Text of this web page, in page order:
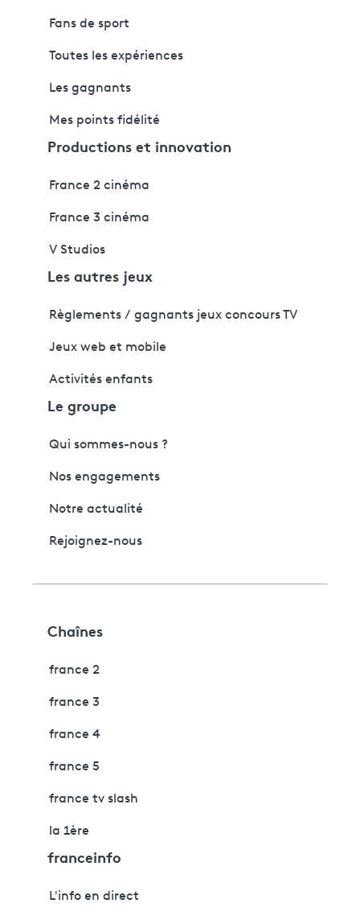
Fans de sport
Toutes les expériences
Les gagnants
Mes points fidélité
Productions et innovation
France 2 cinéma
France 3 cinéma
V Studios
Les autres jeux
Règlements / gagnants jeux concours TV
Jeux web et mobile
Activités enfants
Le groupe
Qui sommes-nous ?
Nos engagements
Notre actualité
Rejoignez-nous
Chaînes
france 2
france 3
france 4
france 5
france tv slash
la 1ère
franceinfo
L'info en direct